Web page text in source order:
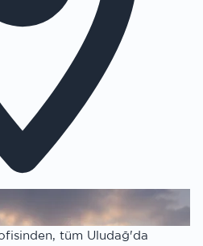
tüm Uludağ'da